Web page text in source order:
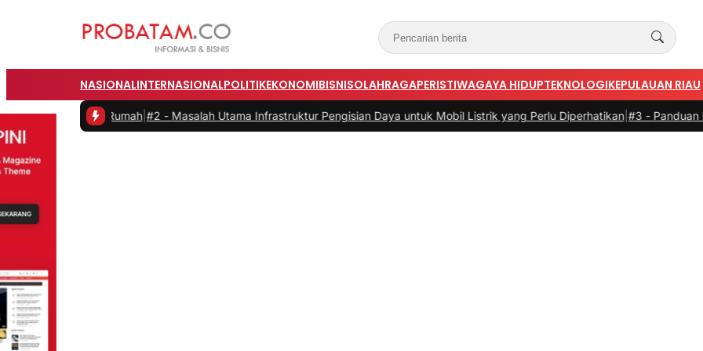
NASIONALINTERNASIONALPOLITIKEKONOMIBISNISOLAHRAGAPERISTIWAGAYA HIDUPTEKNOLOGIKEPULAUAN RIAU
Rumah| Masalah Utama Infrastruktur Pengisian Daya untuk Mobil Listrik yang Perlu Diperhatikan|#3 -Panduan Belanja Online